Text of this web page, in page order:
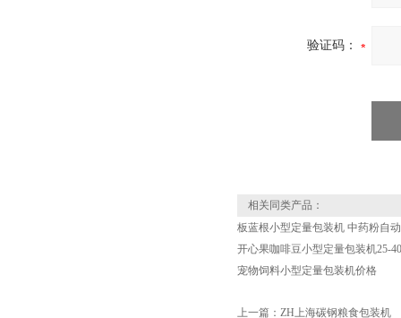
验证码：
相关同类产品：
板蓝根小型定量包装机 中药粉自
开心果咖啡豆小型定量包装机25-
宠物饲料小型定量包装机价格
上一篇： ZH上海碳钢粮食包装机